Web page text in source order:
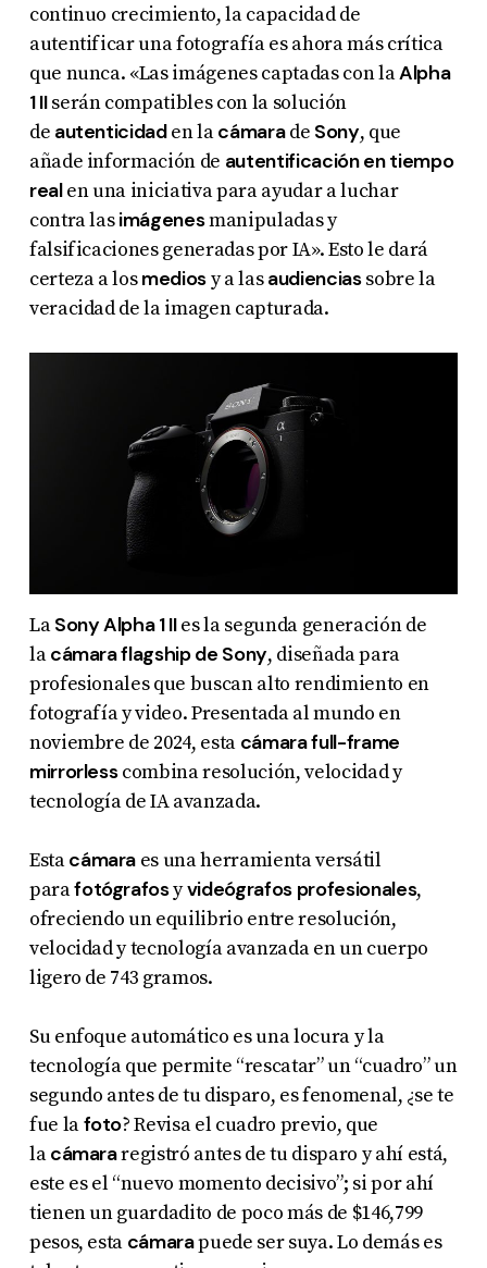
continuo crecimiento, la capacidad de
autentificar una fotografía es ahora más crítica
que nunca. «Las imágenes captadas con laAlpha
1 IIserán compatibles con la solución
de autenticidaden lacámarade Sony, que
añade información de autentificación en tiempo
realen una iniciativa para ayudar a luchar
contra lasimágenesmanipuladas y
falsificaciones generadas porIA». Esto le dará
certeza a losmediosy a lasaudienciassobre la
veracidad de la imagen capturada.
LaSony Alpha 1 IIes la segunda generación de
lacámara flagship de Sony, diseñada para
profesionales que buscan alto rendimiento en
fotografía y video. Presentada al mundo en
noviembre de 2024, esta cámara full-frame
mirrorlesscombina resolución, velocidad y
tecnología de IA avanzada.
Estacámara es una herramienta versátil
parafotógrafosyvideógrafos profesionales,
ofreciendo un equilibrio entre resolución,
velocidad y tecnología avanzada en un cuerpo
ligero de 743 gramos.
Su enfoque automático es una locura y la
tecnología que permite “rescatar” un “cuadro” un
segundo antes de tu disparo, es fenomenal, ¿se te
fue lafoto? Revisa el cuadro previo, que
lacámararegistró antes de tu disparo y ahí está,
este es el “nuevo momento decisivo”; si por ahí
tienen un guardadito de poco más de $146,799
pesos, esta cámarapuede ser suya. Lo demás es